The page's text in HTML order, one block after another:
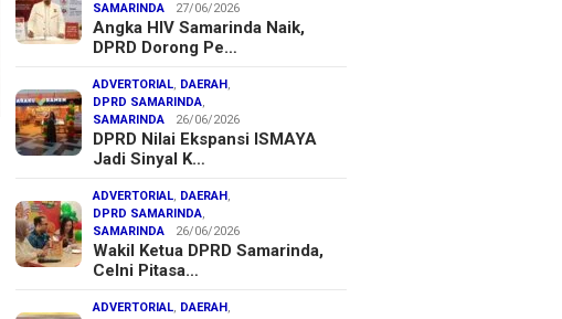
SAMARINDA
27/06/2026
Angka HIV Samarinda Naik,
DPRD Dorong Pe…
ADVERTORIAL, DAERAH ,
DPRD SAMARINDA,
SAMARINDA
26/06/2026
DPRD Nilai Ekspansi ISMAYA
Jadi Sinyal K…
ADVERTORIAL, DAERAH ,
DPRD SAMARINDA,
SAMARINDA
26/06/2026
Wakil Ketua DPRD Samarinda,
Celni Pitasa…
ADVERTORIAL, DAERAH ,